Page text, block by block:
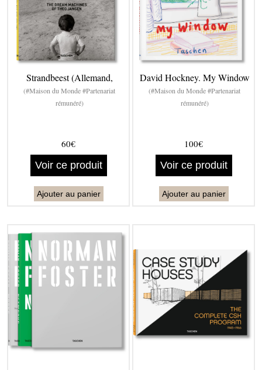
Strandbeest (Allemand,
(#Maison du Monde #Partenariat
rémunéré)
60€
Voir ce produit
Ajouter au panier
David Hockney. My Window
(#Maison du Monde #Partenariat
rémunéré)
100€
Voir ce produit
Ajouter au panier